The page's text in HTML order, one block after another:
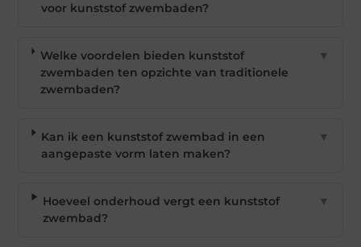
voor kunststof zwembaden?
Welke voordelen bieden kunststof
zwembaden ten opzichte van traditionele
zwembaden?
▼
Kan ik een kunststof zwembad in een
aangepaste vorm laten maken?
▼
Hoeveel onderhoud vergt een kunststof
zwembad?
▼